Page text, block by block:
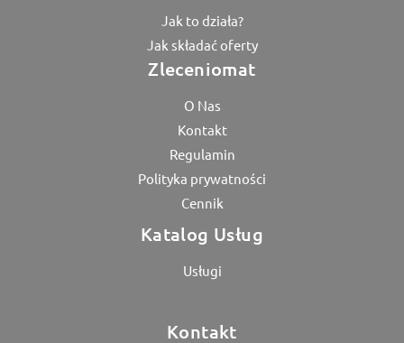
Jak to działa?
Jak składać oferty
Zleceniomat
O Nas
Kontakt
Regulamin
Polityka prywatności
Cennik
Katalog Usług
Usługi
Kontakt